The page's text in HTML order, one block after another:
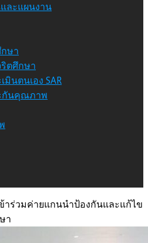
ละแผนงาน
ษา
ตศึกษา
มินตนเอง SAR
กันคุณภาพ
ข้าร่วมค่ายแกนนำป้องกันและแก้ไข
า